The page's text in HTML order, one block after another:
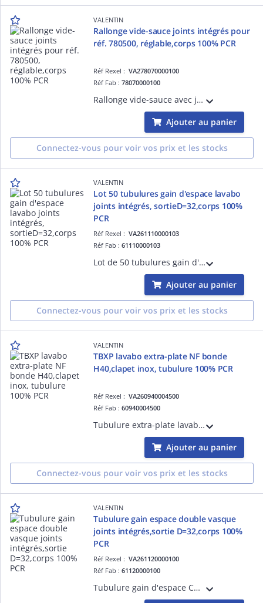
VALENTIN
Rallonge vide-sauce joints intégrés pour
réf. 780500, réglable,corps 100% PCR
Réf Rexel :VA278070000100
Réf Fab :78070000100
Rallonge vide-sauce avec joints intégrés pour tubulure CONNECTIC réf. 7805, entrée 1'1/2, corps plastique 100 % recyclé, montage 10x plus rapide, réglage H/P.
Ajouter au panier
Connectez-vous pour voir vos prix et les stocks
VALENTIN
Lot 50 tubulures gain d'espace lavabo
joints intégrés, sortieD=32,corps 100%
PCR
Réf Rexel :VA261110000103
Réf Fab :61110000103
Lot de 50 tubulures gain d'espace CONNECTIC bi-matière avec joints intégrés, H sous lavabo 39 mm, sortie D=32, débit 36 l/min, corps plastique 100% recyclé, montage 10x plus rapide, réglable H/P, prises MàL et trop-plein, garde d'eau 50 mm.
Ajouter au panier
Connectez-vous pour voir vos prix et les stocks
VALENTIN
TBXP lavabo extra-plate NF bonde
H40,clapet inox, tubulure 100% PCR
Réf Rexel :VA260940004500
Réf Fab :60940004500
Tubulure extra-plate lavabo avec bonde H34 recoupable, clapet serti inox digiclic/fixe, serrage 5-21 mm, sortie 1'1/4, prise MàL, 2 prises trop-plein, réglable 114-275 mm, corps plastique 100% recyclé, H sous vasque 40mm, débit 39 l/min, NF
Ajouter au panier
Connectez-vous pour voir vos prix et les stocks
VALENTIN
Tubulure gain espace double vasque
joints intégrés,sortie D=32,corps 100%
PCR
Réf Rexel :VA261120000100
Réf Fab :61120000100
Tubulure gain d'espace CONNECTIC bi-matière, joints intégrés, double vasque, corps 100 % recyclé, H sous lavabo 39 mm, réglable H/L/P, sortie D=32, débit 39 l/min, montage 10x plus rapide, prises MàL et trop-plein, garde d'eau 50 mm.